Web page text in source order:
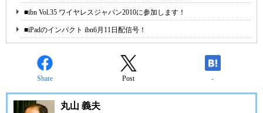
■ibn Vol.35 ワイヤレスジャパン2010に参加します！
■iPadのインパクト ibn6月11日配信号！
Share Post -
丸山 義夫